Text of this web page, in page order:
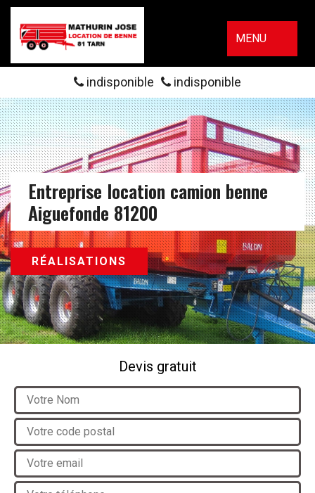
MENU
indisponible indisponible
Entreprise location camion benne
Aiguefonde 81200
RÉALISATIONS
Devis gratuit